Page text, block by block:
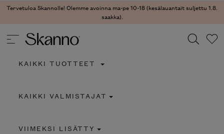
Tervetuloa Skannolle! Olemme avoinna ma-pe 10-18 (kesälauantait suljettu 1.8.
saakka).
Type 2 or more characters for results.
KAIKKI TUOTTEET
KAIKKI VALMISTAJAT
VIIMEKSI LISÄTTY